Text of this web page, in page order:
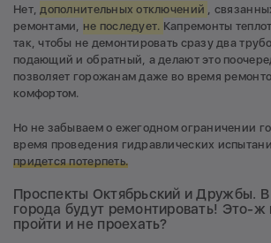
Нет,дополнительных отключений ,
ремонтами, не последует. Капремонты
так, чтобы не демонтировать сразу два
подающий и обратный, а делают это
позволяет горожанам даже во время
комфортом.
Но не забываем о ежегодном ограничении
время проведения гидравлических
придется потерпеть.
Проспекты Октябрьский и Дружбы.
города будут ремонтировать! Это-ж
пройти и не проехать?